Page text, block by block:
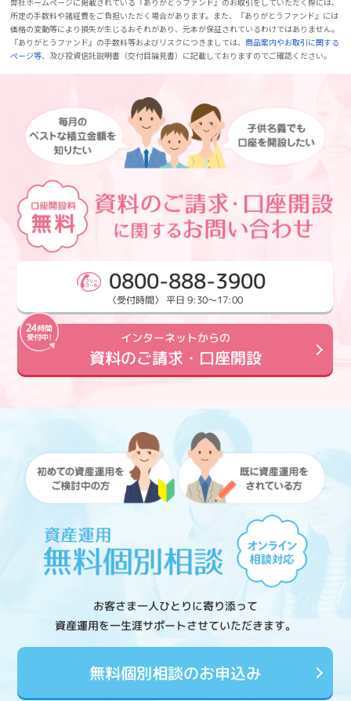
所定の手数料や諸経費をご負担いただく場合があります。また、『ありがとうファンド』には
価格の変動等により損失が生じるおそれがあり、元本が保証されているわけではありません。
『ありがとうファンド』の手数料等およびリスクにつきましては、商品案内やお取引に関する
ページ等、及び投資信託説明書（交付目論見書）に記載しておりますのでご確認ください。
0800-888-3900
〈受付時間〉 平日 9:30～17:00
インターネットからの
資料のご請求・口座開設
お客さま一人ひとりに寄り添って
資産運用を一生涯サポートさせていただきます。
無料個別相談のお申込み